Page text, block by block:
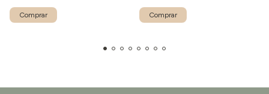
Comprar Comprar